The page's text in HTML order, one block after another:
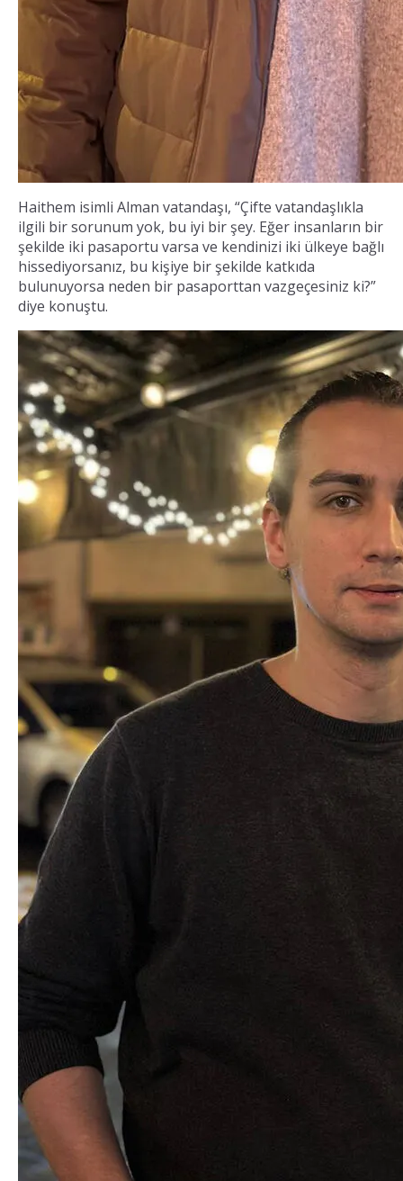
Haithem isimli Alman vatandaşı, “Çifte vatandaşlıkla
ilgili bir sorunum yok, bu iyi bir şey. Eğer insanların bir
şekilde iki pasaportu varsa ve kendinizi iki ülkeye bağlı
hissediyorsanız, bu kişiye bir şekilde katkıda
bulunuyorsa neden bir pasaporttan vazgeçesiniz ki?”
diye konuştu.